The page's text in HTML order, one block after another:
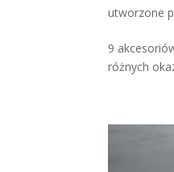
utworzone
9
różnych